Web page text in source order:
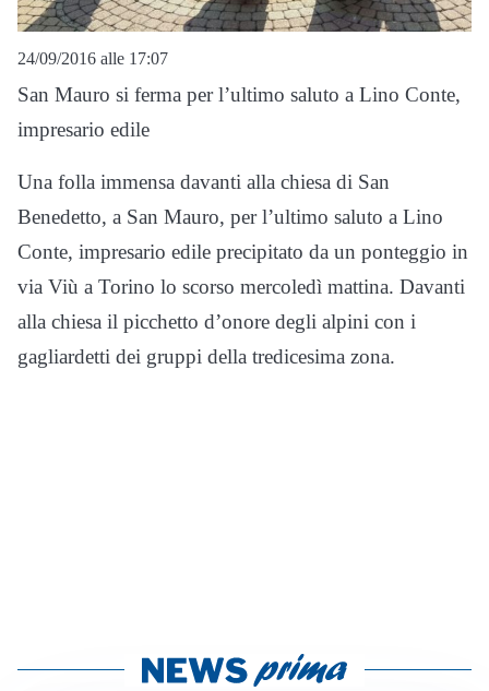
24/09/2016 alle 17:07
San Mauro si ferma per l’ultimo saluto a Lino Conte,
impresario edile
Una folla immensa davanti alla chiesa di San
Benedetto, a San Mauro, per l’ultimo saluto a Lino
Conte, impresario edile precipitato da un ponteggio in
via Viù a Torino lo scorso mercoledì mattina. Davanti
alla chiesa il picchetto d’onore degli alpini con i
gagliardetti dei gruppi della tredicesima zona.